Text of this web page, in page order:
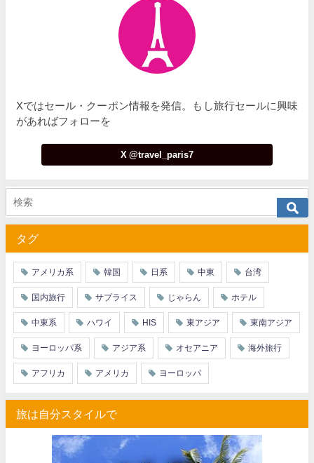
JTB) エールフランス便(航空券+ホテル) 最大120,000円OFFク
JTB) ルフトハンザドイツ航空便(航空券+ホテル) 最大120,000円OFFク
JTB) KLMオランダ航空便(航空券+ホテル) 最大120,000円OFFク
07/01 JTB) ユナイテッド航空便(航空券+ホテル) 最大40,000円OFFクー
JTB) アラスカ航空便(航空券+ホテル) 最大40,000円OFFク
07/01 JTB) エアカナダ便(航空券+ホテル) 最大40,000円OFFクー
07/01 JTB) カンタス航空便(航空券+ホテル) 最大40,000円OFFク
07/01
07/01 JTB) チャイナエアライン便(航空券+ホテル) 最大28,000円OFFクー
07/01 JTB) チャイナエアライン便(航空券) 最大20,000円OFFクー
07/01 JTB) 大韓航空便(航空券+ホテル・ソウル行き) 最大28,000円OFFク
07/01 JTB) 大韓航空便(航空券・ソウル行き) 最大20,000円OFFク
07/01 Trip.com) 海外ホテル2%OFFクーポン TRIP1
エアトリ) 海外航空券(60日前) 1,000円OFFクーポン
HIS) スーパーサマーセールFINAL
Xではセール・クーポン情報を発信。もし旅行セールに興味
があればフォローを
X @travel_paris7
タグ
アメリカ系 韓国 日系 中東 台湾
国内旅行 サプライス じゃらん ホテル
中東系 ハワイ HIS 東アジア 東南アジア
ヨーロッパ系 アジア系 オセアニア 海外旅行
アフリカ アメリカ ヨーロッパ
旅は自分スタイルで